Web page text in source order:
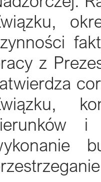
z
i